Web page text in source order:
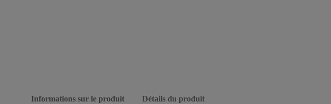
Informations sur le produit Détails du produit